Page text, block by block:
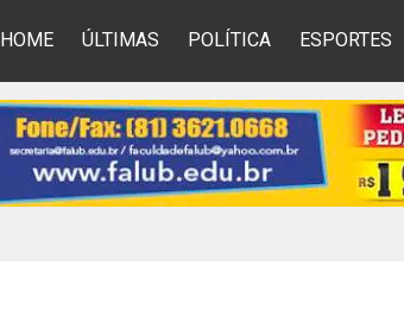
HOME ÚLTIMAS POLÍTICA ESPORTES